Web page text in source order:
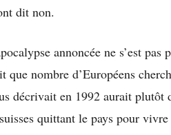
dit non.
annoncée ne s’est
nombre d’Européens
décrivait en 1992 aurait plutôt
quittant le pays pour